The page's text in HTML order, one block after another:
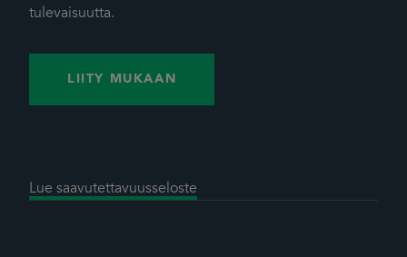
tulevaisuutta.
LIITY MUKAAN
Lue saavutettavuusseloste